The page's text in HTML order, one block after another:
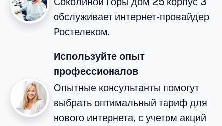
обслуживает интернет-провайдер
Ростелеком.
Используйте опыт
профессионалов
Опытные консультанты помогут
выбрать оптимальный тариф для
нового интернета, с учетом акций